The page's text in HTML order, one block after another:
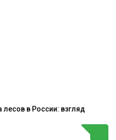
лесов в России: взгляд